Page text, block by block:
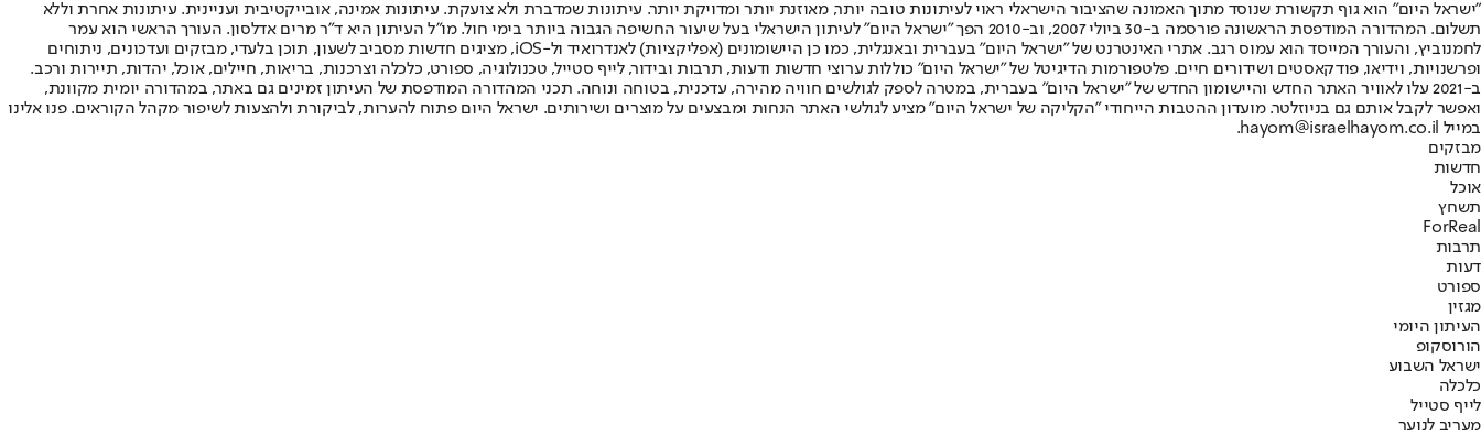
"ישראל היום" הוא גוף תקשורת שנוסד מתוך האמונה שהציבור הישראלי ראוי לעיתונות טובה יותר, מאוזנת יותר ומדויקת יותר. עיתונות שמדברת ולא צועקת. עיתונות אמינה, אובייקטיבית ועניינית. עיתונות אחרת וללא
תשלום. המהדורה המודפסת הראשונה פורסמה ב-30 ביולי 2007, וב-2010 הפך "ישראל היום" לעיתון הישראלי בעל שיעור החשיפה הגבוה ביותר בימי חול. מו"ל העיתון היא ד"ר מרים אדלסון. העורך הראשי הוא עמר
לחמנוביץ, והעורך המייסד הוא עמוס רגב. אתרי האינטרנט של "ישראל היום" בעברית ובאנגלית, כמו כן היישומונים (אפליקציות) לאנדרואיד ול-iOS, מציגים חדשות מסביב לשעון, תוכן בלעדי, מבזקים ועדכונים, ניתוחים
ופרשנויות, וידיאו, פודקאסטים ושידורים חיים. פלטפורמות הדיגיטל של "ישראל היום" כוללות ערוצי חדשות ודעות, תרבות ובידור, לייף סטייל, טכנולוגיה, ספורט, כלכלה וצרכנות, בריאות, חיילים, אוכל, יהדות, תיירות ורכב.
ב-2021 עלו לאוויר האתר החדש והיישומון החדש של "ישראל היום" בעברית, במטרה לספק לגולשים חוויה מהירה, עדכנית, בטוחה ונוחה. תכני המהדורה המודפסת של העיתון זמינים גם באתר, במהדורה יומית מקוונת,
ואפשר לקבל אותם גם בניוזלטר. מועדון ההטבות הייחודי "הקליקה של ישראל היום" מציע לגולשי האתר הנחות ומבצעים על מוצרים ושירותים. ישראל היום פתוח להערות, לביקורת ולהצעות לשיפור מקהל הקוראים. פנו אלינו
במייל hayom@israelhayom.co.il.
מבזקים
חדשות
אוכל
תשחץ
ForReal
תרבות
דעות
ספורט
מגזין
העיתון היומי
הורוסקופ
ישראל השבוע
כלכלה
לייף סטייל
מעריב לנוער